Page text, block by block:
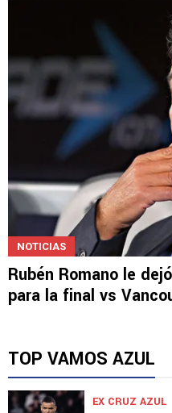
NOTICIAS
Rubén Romano le
para la final vs
TOP VAMOS AZUL
EX CRUZ AZUL